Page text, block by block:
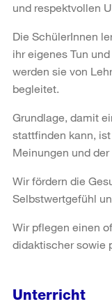
und respektvollen
Die SchülerInnen
ihr eigenes Tun
werden sie von
begleitet.
Grundlage, damit
stattfinden kann,
Meinungen und
Wir fördern die
Selbstwertgefühl
Wir pflegen einen
didaktischer sowie
Unterricht